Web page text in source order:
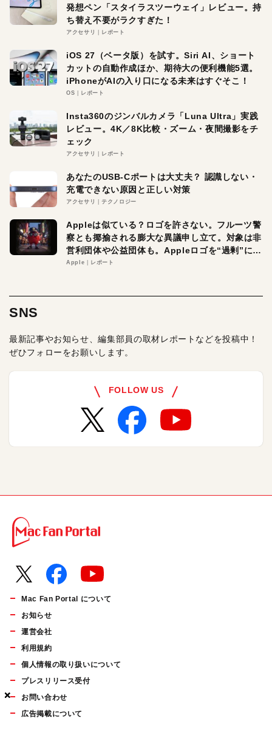
×
×
×
発想ペン「スタイラスツーウェイ」レビュー。持
ち替え不要がラクすぎた！
アクセサリ レポート
iOS 27（ベータ版）を試す。Siri AI、ショート
カットの自動作成ほか、期待大の便利機能5選。
iPhoneがAIの入り口になる未来はすぐそこ！
OS レポート
Insta360のジンバルカメラ「Luna Ultra」実践
レビュー。4K／8K比較・ズーム・夜間撮影をチ
ェック
アクセサリ レポート
あなたのUSB-Cポートは大丈夫？ 認識しない・
充電できない原因と正しい対策
アクセサリ テクノロジー
Appleは似ている？ロゴを許さない。フルーツ警
察とも揶揄される膨大な異議申し立て。対象は非
営利団体や公益団体も。Appleロゴを“過剰”に守
る理由とは
Apple レポート
SNS
最新記事やお知らせ、編集部員の取材レポートなどを投稿中！
ぜひフォローをお願いします。
FOLLOW US
Mac Fan Portal について
お知らせ
運営会社
利用規約
個人情報の取り扱いについて
プレスリリース受付
お問い合わせ
広告掲載について